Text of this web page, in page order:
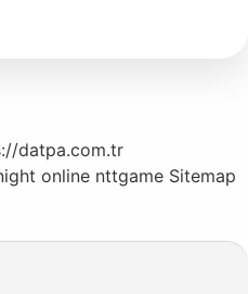
datpa.com.tr
online nttgame Sitemap